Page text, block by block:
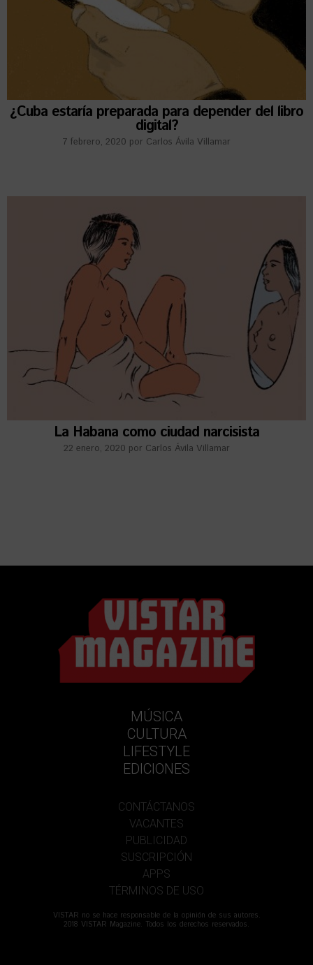
¿Cuba estaría preparada para depender del libro
digital?
7 febrero, 2020 por Carlos Ávila Villamar
La Habana como ciudad narcisista
22 enero, 2020 por Carlos Ávila Villamar
MÚSICA
CULTURA
LIFESTYLE
EDICIONES
CONTÁCTANOS
VACANTES
PUBLICIDAD
SUSCRIPCIÓN
APPS
TÉRMINOS DE USO
VISTAR no se hace responsable de la opinión de sus autores.
2018 VISTAR Magazine. Todos los derechos reservados.